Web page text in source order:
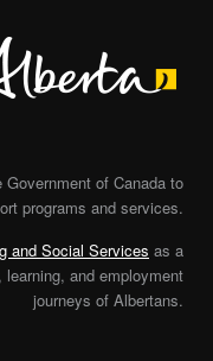
of Canada to
programs and services.
and Social Services as a
and employment
journeys of Albertans.